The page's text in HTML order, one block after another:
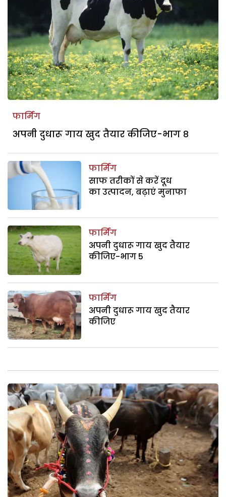
फार्मिंग
अपनी दुधारू गाय खुद तैयार कीजिए-भाग ८
फार्मिंग
साफ तरीकों से करें दूध
का उत्पादन, बढ़ाएं मुनाफा
फार्मिंग
अपनी दुधारू गाय खुद तैयार
कीजिए-भाग 5
फार्मिंग
अपनी दुधारू गाय खुद तैयार
कीजिए